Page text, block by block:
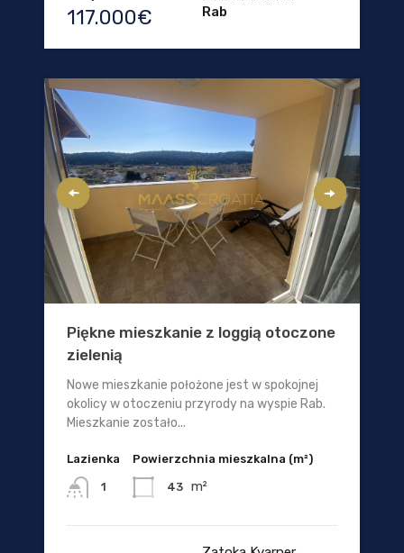
117.000€
Rab
Piękne mieszkanie z loggią otoczone
zielenią
Nowe mieszkanie położone jest w spokojnej
okolicy w otoczeniu przyrody na wyspie Rab.
Mieszkanie zostało...
Lazienka
1
Powierzchnia mieszkalna (m²)
43 m²